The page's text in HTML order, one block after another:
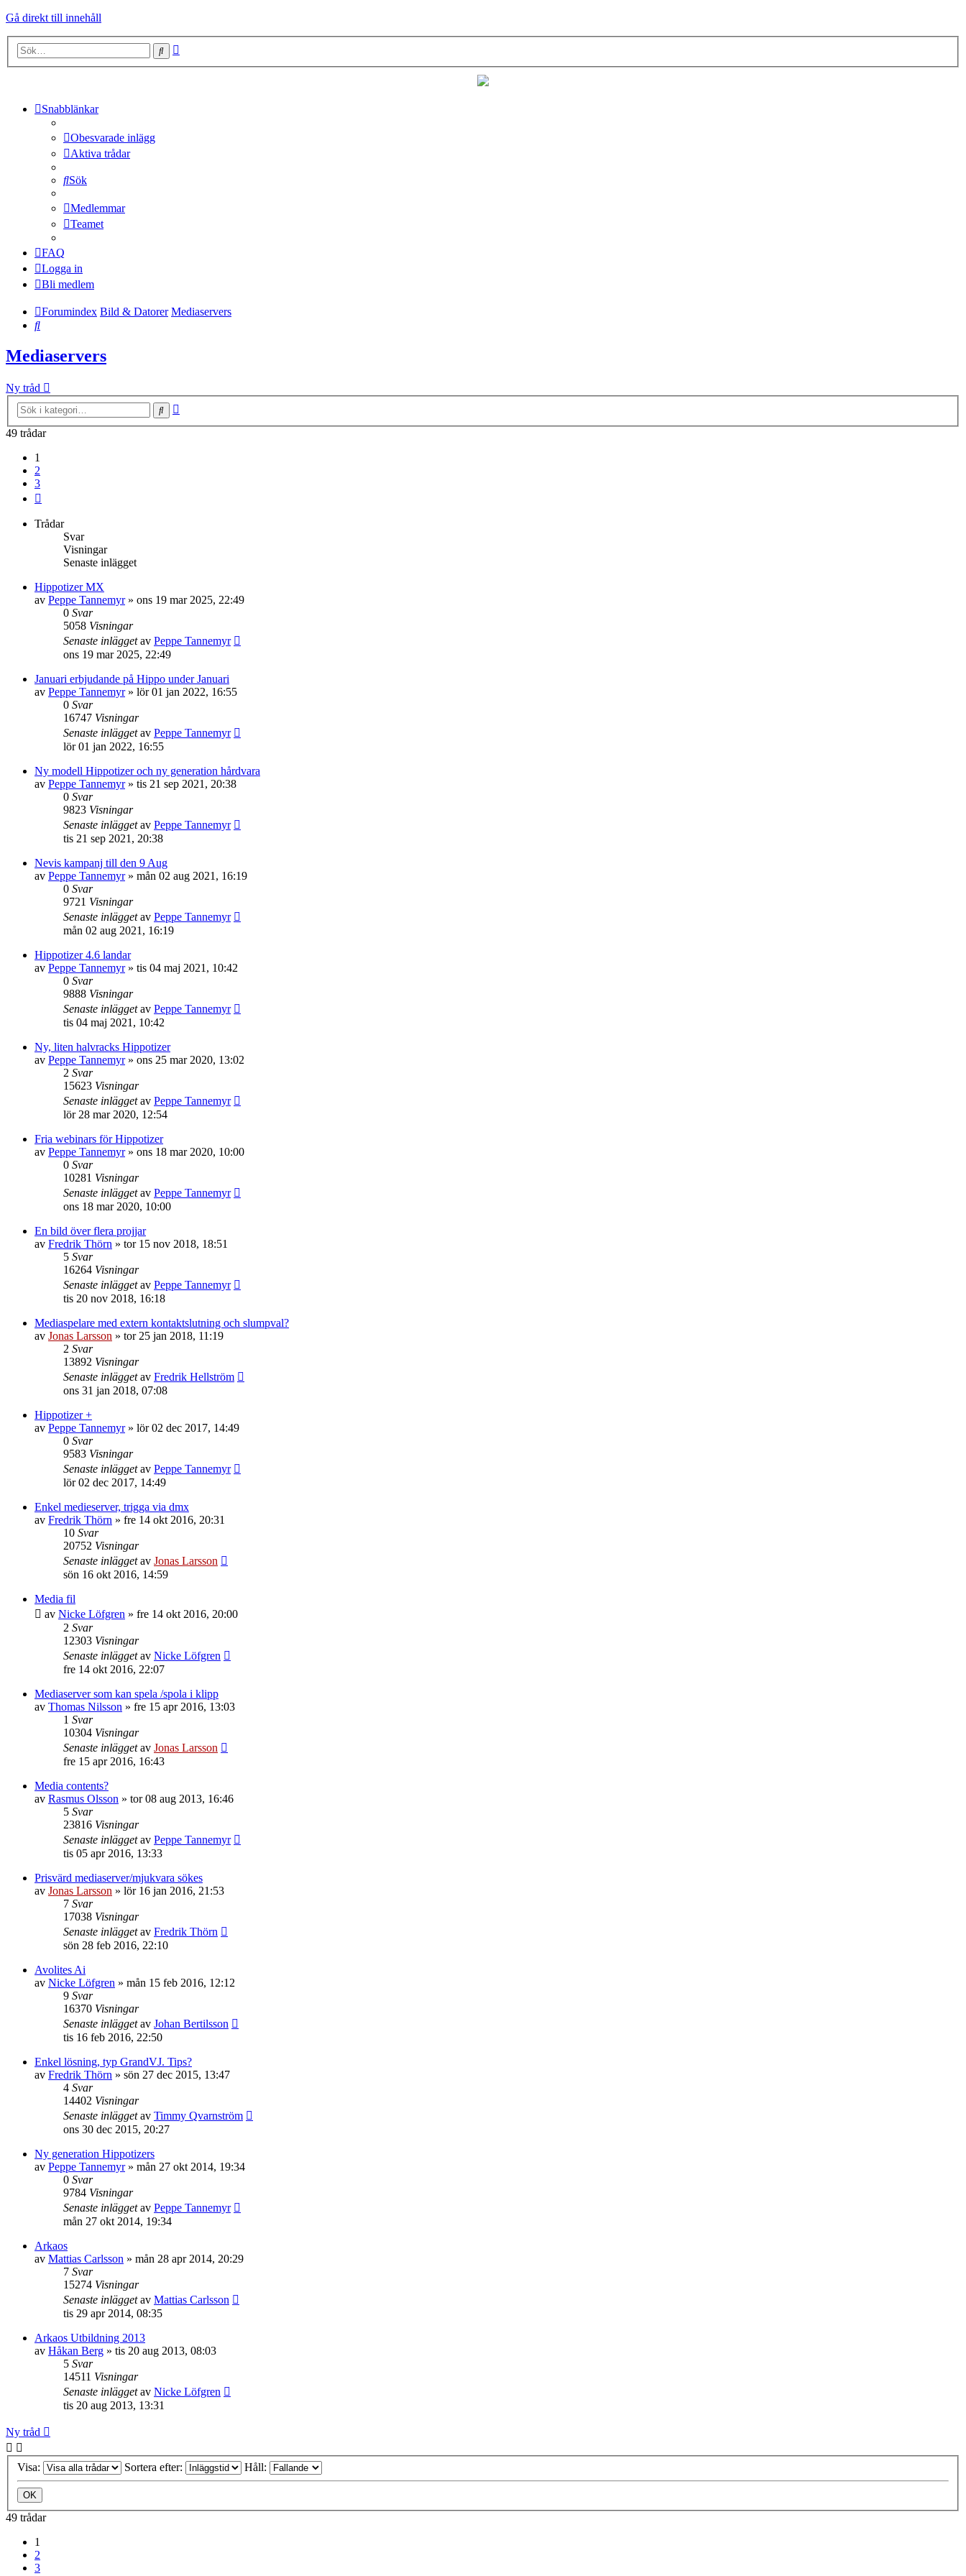
Gå direkt till innehåll
Sök
Snabblänkar
Obesvarade inlägg
Aktiva trådar
Sök
Medlemmar
Teamet
FAQ
Logga in
Bli medlem
Forumindex Bild & Datorer Mediaservers
Sök
Mediaservers
Ny tråd
Sök
49 trådar
1
2
3
Trådar
Svar
Visningar
Senaste inlägget
Hippotizer MX
av Peppe Tannemyr» ons 19 mar 2025, 22:49
0 Svar
5058 Visningar
Senaste inläggetav Peppe Tannemyr
ons 19 mar 2025, 22:49
Januari erbjudande på Hippo under Januari
av Peppe Tannemyr» lör 01 jan 2022, 16:55
0 Svar
16747 Visningar
Senaste inläggetav Peppe Tannemyr
lör 01 jan 2022, 16:55
Ny modell Hippotizer och ny generation hårdvara
av Peppe Tannemyr» tis 21 sep 2021, 20:38
0 Svar
9823 Visningar
Senaste inläggetav Peppe Tannemyr
tis 21 sep 2021, 20:38
Nevis kampanj till den 9 Aug
av Peppe Tannemyr» mån 02 aug 2021, 16:19
0 Svar
9721 Visningar
Senaste inläggetav Peppe Tannemyr
mån 02 aug 2021, 16:19
Hippotizer 4.6 landar
av Peppe Tannemyr» tis 04 maj 2021, 10:42
0 Svar
9888 Visningar
Senaste inläggetav Peppe Tannemyr
tis 04 maj 2021, 10:42
Ny, liten halvracks Hippotizer
av Peppe Tannemyr» ons 25 mar 2020, 13:02
2 Svar
15623 Visningar
Senaste inläggetav Peppe Tannemyr
lör 28 mar 2020, 12:54
Fria webinars för Hippotizer
av Peppe Tannemyr» ons 18 mar 2020, 10:00
0 Svar
10281 Visningar
Senaste inläggetav Peppe Tannemyr
ons 18 mar 2020, 10:00
En bild över flera projjar
av Fredrik Thörn » tor 15 nov 2018, 18:51
5 Svar
16264 Visningar
Senaste inläggetav Peppe Tannemyr
tis 20 nov 2018, 16:18
Mediaspelare med extern kontaktslutning och slumpval?
av Jonas Larsson » tor 25 jan 2018, 11:19
2 Svar
13892 Visningar
Senaste inläggetav Fredrik Hellström
ons 31 jan 2018, 07:08
Hippotizer +
av Peppe Tannemyr» lör 02 dec 2017, 14:49
0 Svar
9583 Visningar
Senaste inläggetav Peppe Tannemyr
lör 02 dec 2017, 14:49
Enkel medieserver, trigga via dmx
av Fredrik Thörn » fre 14 okt 2016, 20:31
10 Svar
20752 Visningar
Senaste inläggetav Jonas Larsson
sön 16 okt 2016, 14:59
Media fil
av Nicke Löfgren » fre 14 okt 2016, 20:00
2 Svar
12303 Visningar
Senaste inläggetav Nicke Löfgren
fre 14 okt 2016, 22:07
Mediaserver som kan spela /spola i klipp
av Thomas Nilsson » fre 15 apr 2016, 13:03
1 Svar
10304 Visningar
Senaste inläggetav Jonas Larsson
fre 15 apr 2016, 16:43
Media contents?
av Rasmus Olsson » tor 08 aug 2013, 16:46
5 Svar
23816 Visningar
Senaste inläggetav Peppe Tannemyr
tis 05 apr 2016, 13:33
Prisvärd mediaserver/mjukvara sökes
av Jonas Larsson » lör 16 jan 2016, 21:53
7 Svar
17038 Visningar
Senaste inläggetav Fredrik Thörn
sön 28 feb 2016, 22:10
Avolites Ai
av Nicke Löfgren » mån 15 feb 2016, 12:12
9 Svar
16370 Visningar
Senaste inläggetav Johan Bertilsson
tis 16 feb 2016, 22:50
Enkel lösning, typ GrandVJ. Tips?
av Fredrik Thörn » sön 27 dec 2015, 13:47
4 Svar
14402 Visningar
Senaste inläggetav Timmy Qvarnström
ons 30 dec 2015, 20:27
Ny generation Hippotizers
av Peppe Tannemyr» mån 27 okt 2014, 19:34
0 Svar
9784 Visningar
Senaste inläggetav Peppe Tannemyr
mån 27 okt 2014, 19:34
Arkaos
av Mattias Carlsson » mån 28 apr 2014, 20:29
7 Svar
15274 Visningar
Senaste inläggetav Mattias Carlsson
tis 29 apr 2014, 08:35
Arkaos Utbildning 2013
av Håkan Berg » tis 20 aug 2013, 08:03
5 Svar
14511 Visningar
Senaste inläggetav Nicke Löfgren
tis 20 aug 2013, 13:31
Ny tråd
Visa: Sortera efter: Håll:
49 trådar
1
2
3